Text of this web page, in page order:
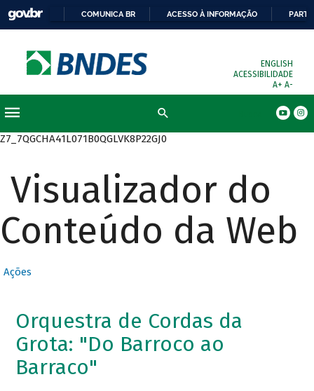
COMUNICA BR ACESSO À INFORMAÇÃO
ENGLISH
ACESSIBILIDADE
A+ A-
Z7_7QGCHA41L071B0QGLVK8P22GJ0
Visualizador do
Conteúdo da Web
Ações
Orquestra de Cordas da
Grota: "Do Barroco ao
Barraco"